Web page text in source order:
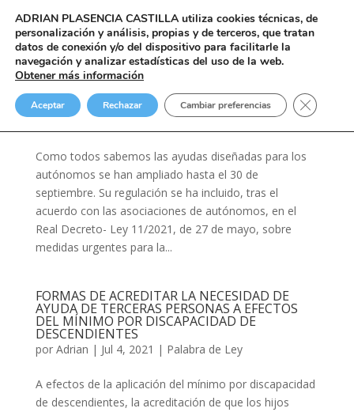
Esquema de ayudas para trabajadores
autónomos durante la crisis del COVID-19
porAdrian |Jul 4, 2021 Palabra de Ley
Como todos sabemos las ayudas diseñadas para los
autónomos se han ampliado hasta el 30 de
septiembre. Su regulación se ha incluido, tras el
acuerdo con las asociaciones de autónomos, en el
Real Decreto- Ley 11/2021, de 27 de mayo, sobre
medidas urgentes para la...
FORMAS DE ACREDITAR LA NECESIDAD DE
AYUDA DE TERCERAS PERSONAS A EFECTOS
DEL MÍNIMO POR DISCAPACIDAD DE
DESCENDIENTES
por Adrian | Jul 4, 2021 | Palabra de Ley
A efectos de la aplicación del mínimo por discapacidad
de descendientes, la acreditación de que los hijos
ADRIAN PLASENCIA CASTILLA utiliza cookies técnicas, de
personalización y análisis, propias y de terceros, que tratan
datos de conexión y/o del dispositivo para facilitarle la
navegación y analizar estadísticas del uso de la web.
Obtener más información
Aceptar Rechazar Cambiar preferencias Cerrar el